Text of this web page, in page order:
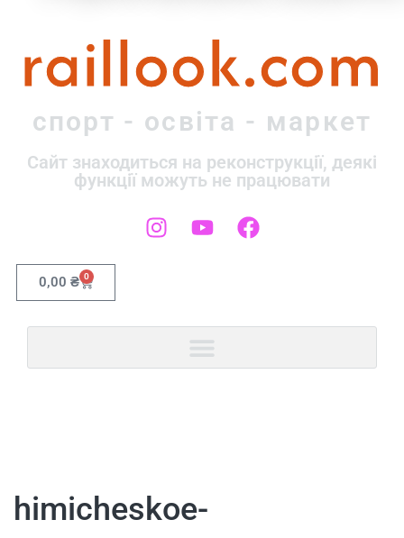
raillook.com
спорт - освіта - маркет
Сайт знаходиться на реконструкції, деякі
функції можуть не працювати
0,00 ₴ 0
himicheskoe-